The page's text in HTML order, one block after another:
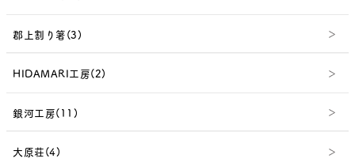
郡上割り箸(3)
HIDAMARI工房(2)
銀河工房(11)
大原荘(4)